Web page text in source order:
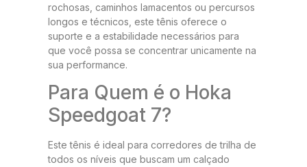
rochosas, caminhos lamacentos ou percursos
longos e técnicos, este tênis oferece o
suporte e a estabilidade necessários para
que você possa se concentrar unicamente na
sua performance.
Para Quem é o Hoka
Speedgoat 7?
Este tênis é ideal para corredores de trilha de
todos os níveis que buscam um calçado